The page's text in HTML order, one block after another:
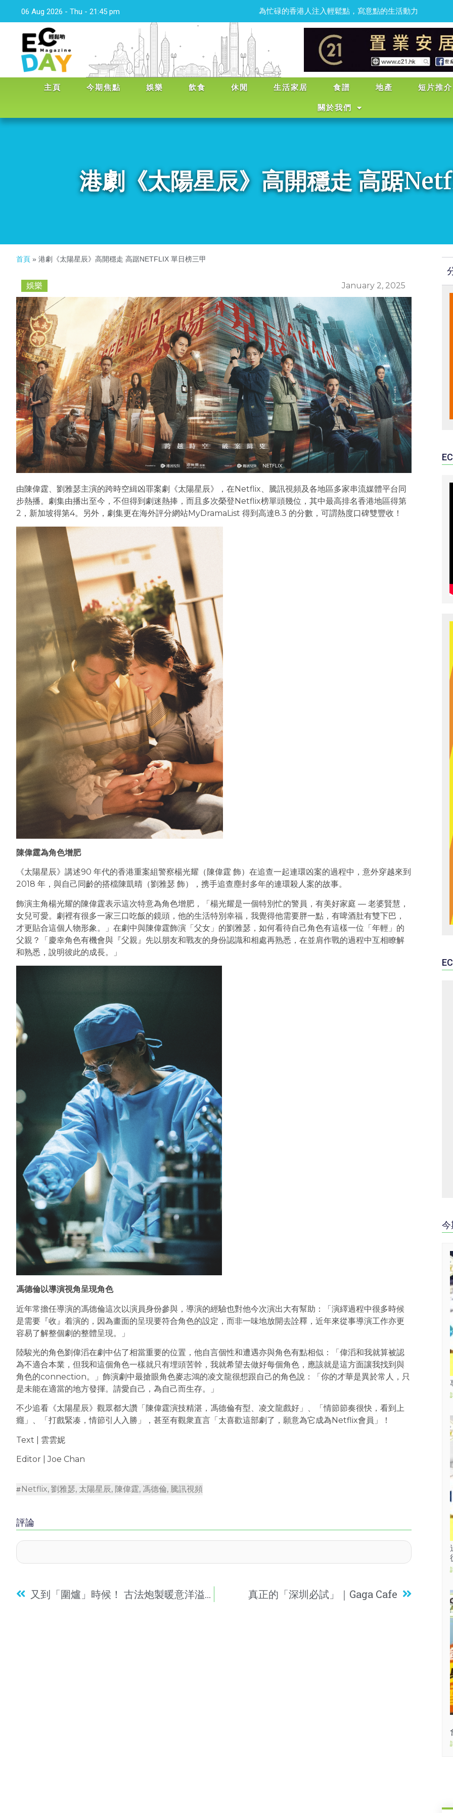
06 Aug 2026 - Thu - 21:45 pm 為忙碌的香港人注入輕鬆點 ，寫意點的生活動力
主頁 今期焦點 娛樂 飲食 休閒 生活家居 食譜 地產 短片推介
關於我們
港劇《太陽星辰》高開穩走 高踞
首頁 » 港劇《太陽星辰》高開穩走 高踞NETFLIX 單日榜三甲
娛樂 January 2, 2025
由陳偉霆、劉雅瑟主演的跨時空緝凶罪案劇《太陽星辰》，在Netflix、騰訊視頻及各地區多家串流媒體平台同
步熱播。劇集由播出至今，不但得到劇迷熱捧，而且多次榮登Netflix榜單頭幾位，其中最高排名香港地區得第
2，新加坡得第4。另外，劇集更在海外評分網站MyDramaList 得到高達8.3 的分數，可謂熱度口碑雙豐收！
陳偉霆為角色增肥
《太陽星辰》講述90 年代的香港重案組警察楊光耀（陳偉霆 飾）在追查一起連環凶案的過程中，意外穿越來到
2018 年，與自己同齡的搭檔陳凱晴（劉雅瑟 飾），携手追查塵封多年的連環殺人案的故事。
飾演主角楊光耀的陳偉霆表示這次特意為角色增肥，「楊光耀是一個特別忙的警員，有美好家庭 — 老婆賢慧，
女兒可愛。劇裡有很多一家三口吃飯的鏡頭，他的生活特別幸福，我覺得他需要胖一點，有啤酒肚有雙下巴，
才更貼合這個人物形象。」在劇中與陳偉霆飾演「父女」的劉雅瑟，如何看待自己角色有這樣一位「年輕」的
父親？「慶幸角色有機會與『父親』先以朋友和戰友的身份認識和相處再熟悉，在並肩作戰的過程中互相瞭解
和熟悉，說明彼此的成長。」
馮德倫以導演視角呈現角色
近年常擔任導演的馮德倫這次以演員身份參與，導演的經驗也對他今次演出大有幫助：「演繹過程中很多時候
是需要『收』着演的，因為畫面的呈現要符合角色的設定，而非一味地放開去詮釋，近年來從事導演工作亦更
容易了解整個劇的整體呈現。」
陸駿光的角色劉偉滔在劇中佔了相當重要的位置，他自言個性和遭遇亦與角色有點相似：「偉滔和我就算被認
為不適合本業，但我和這個角色一樣就只有埋頭苦幹，我就希望去做好每個角色，應該就是這方面讓我找到與
角色的connection。」飾演劇中最搶眼角色麥志鴻的凌文龍很想跟自己的角色說：「你的才華是異於常人，只
是未能在適當的地方發揮。請愛自己，為自己而生存。」
不少追看《太陽星辰》觀眾都大讚「陳偉霆演技精湛，馮德倫有型、凌文龍戲好」、「情節節奏很快，看到上
癮」、「打戲緊凑，情節引人入勝」，甚至有觀衆直言「太喜歡這部劇了，願意為它成為Netflix會員」！
Text | 雲雲妮
Editor | Joe Chan
Netflix, 劉雅瑟, 太陽星辰, 陳偉霆, 馮德倫, 騰訊視頻
評論
又到「圍爐」時候！ 古法炮製暖意洋溢饗宴 真正的「深圳必試」｜Gaga Cafe
今